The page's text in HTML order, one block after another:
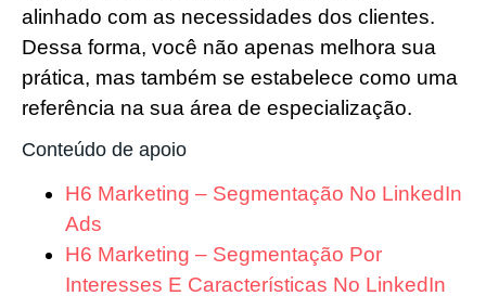
alinhado com as necessidades dos clientes.
Dessa forma, você não apenas melhora sua
prática, mas também se estabelece como uma
referência na sua área de especialização.
Conteúdo de apoio
H6 Marketing – Segmentação No LinkedIn
Ads
H6 Marketing – Segmentação Por
Interesses E Características No LinkedIn